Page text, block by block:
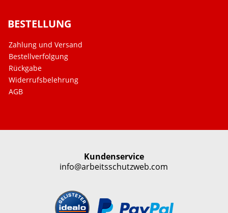
BESTELLUNG
Zahlung und Versand
Bestellverfolgung
Rückgabe
Widerrufsbelehrung
AGB
Kundenservice
info@arbeitsschutzweb.com